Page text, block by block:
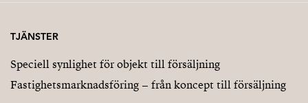
TJÄNSTER
Speciell synlighet för objekt till försäljning
Fastighetsmarknadsföring – från koncept till försäljning